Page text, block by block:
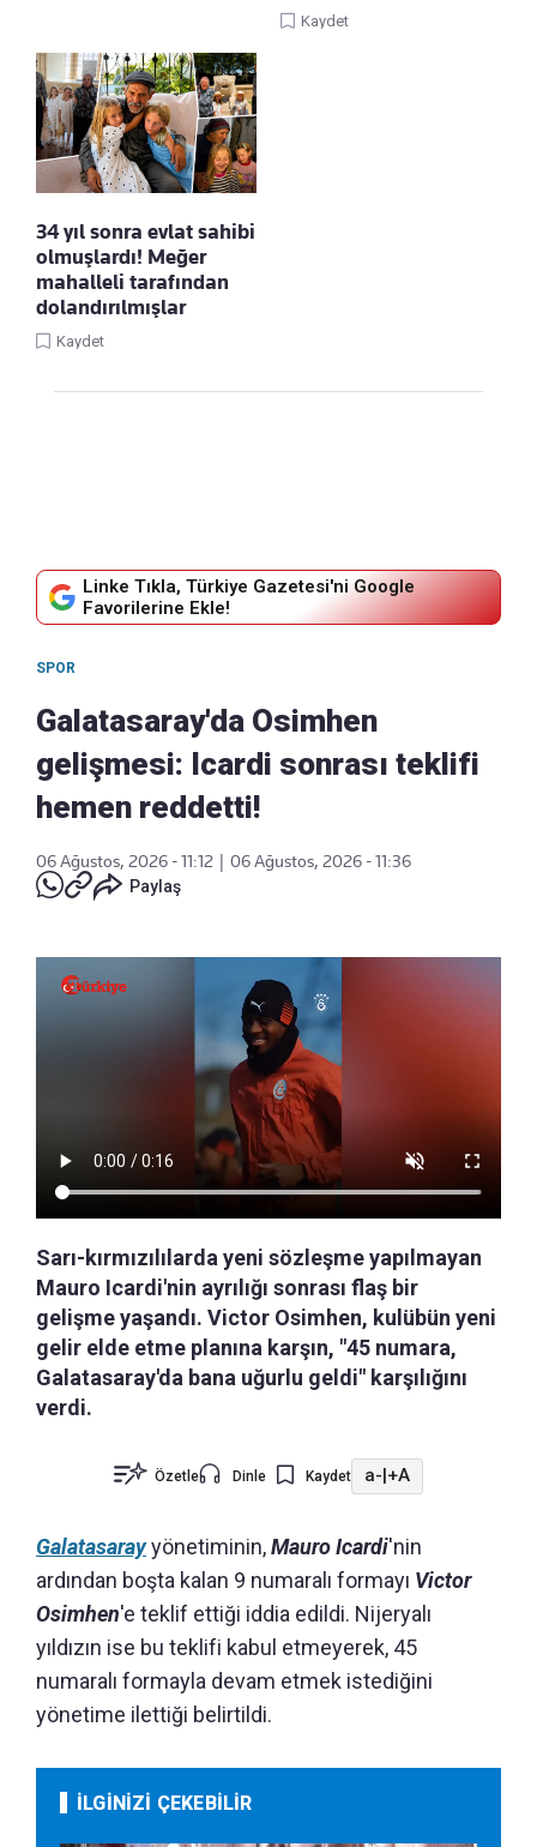
Kaydet
34 yıl sonra evlat sahibi
olmuşlardı! Meğer
mahalleli tarafından
dolandırılmışlar
Kaydet
Linke Tıkla, Türkiye Gazetesi'ni Google
Favorilerine Ekle!
SPOR
Galatasaray'da Osimhen
gelişmesi: Icardi sonrası teklifi
hemen reddetti!
06 Ağustos, 2026 - 11:12
06 Ağustos, 2026 - 11:36
Paylaş
Sarı-kırmızılılarda yeni sözleşme yapılmayan
Mauro Icardi'nin ayrılığı sonrası flaş bir
gelişme yaşandı. Victor Osimhen, kulübün yeni
gelir elde etme planına karşın, "45 numara,
Galatasaray'da bana uğurlu geldi" karşılığını
verdi.
Özetle Dinle Kaydet a- +A
Galatasarayyönetiminin,Mauro Icardi'nin
ardından boşta kalan 9 numaralı formayı Victor
Osimhen'e teklif ettiği iddia edildi. Nijeryalı
yıldızın ise bu teklifi kabul etmeyerek, 45
numaralı formayla devam etmek istediğini
yönetime ilettiği belirtildi.
İLGİNİZİ ÇEKEBİLİR